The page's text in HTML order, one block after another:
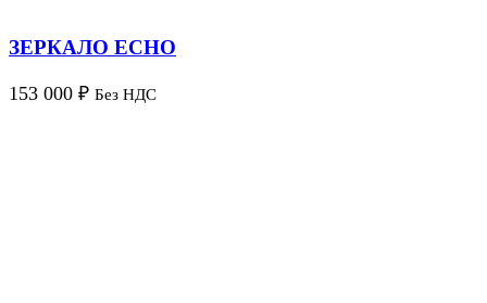
ЗЕРКАЛО ECHO
153 000 ₽ Без НДС